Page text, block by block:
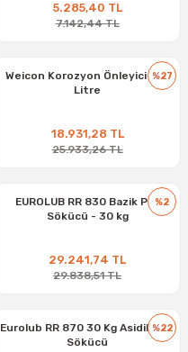
5.285,40 TL
7.142,44 TL
%27
Weicon Korozyon Önleyici - 10
Litre
18.931,28 TL
25.933,26 TL
%2
EUROLUB RR 830 Bazik Pas
Sökücü - 30 kg
29.241,74 TL
29.838,51 TL
%22
Eurolub RR 870 30 Kg Asidik Pas
Sökücü